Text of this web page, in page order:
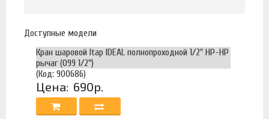
Доступные модели
Кран шаровой Itap IDEAL полнопроходной 1/2" НР-НР
рычаг (099 1/2")
(Код: 900686)
Цена: 690р.